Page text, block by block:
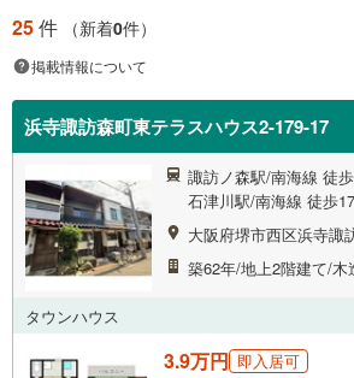
25件 （新着0件）
掲載情報について
浜寺諏訪森町東テラスハウス2-179-17
諏訪ノ森駅/南海線 徒
石津川駅/南海線 徒歩
大阪府堺市西区浜寺諏
築62年/地上2階建て/木
タウンハウス
3.9万円 即入居可